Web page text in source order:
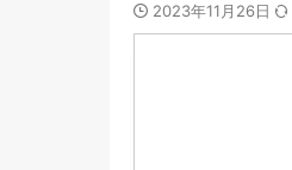
2023年11月26日